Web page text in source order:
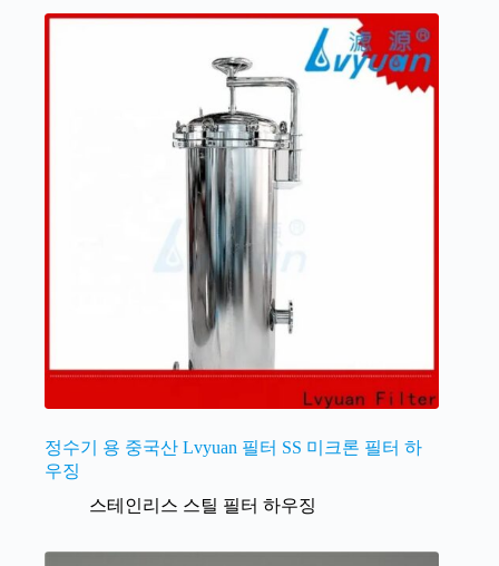
정수기 용 중국산 Lvyuan 필터 SS 미크론 필터 하
우징
스테인리스 스틸 필터 하우징